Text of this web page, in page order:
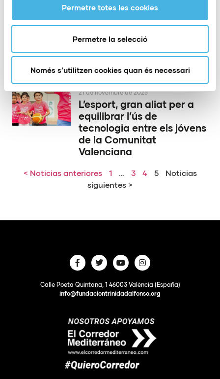
Permetre totes les cookies
Permetre la selecció
Només s’utilitzen cookies quan és necessari
Castelló va coronar a les
campiones del Nacional
Base i la Copa d’Espanya
de gimnasia rítmica per
conjunts
L’esport, gran aliat per a
equilibrar l’ús de
tecnologia entre els jóvens
de la Comunitat
Valenciana
21 de novembre de 2025
< Noticias anteriores 1 … 3 4 5
Noticias
siguientes >
Calle Poeta Quintana, 1 46003 València (España)
info@fundaciontrinidadalfonso.org